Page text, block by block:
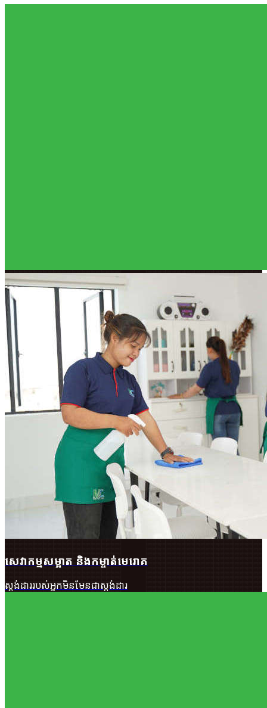
សេវាកម្មសម្អាត និងកម្ចាត់មេរោគ
ស្តង់ដាររបស់អ្នកមិនមែនជាស្តង់ដារ